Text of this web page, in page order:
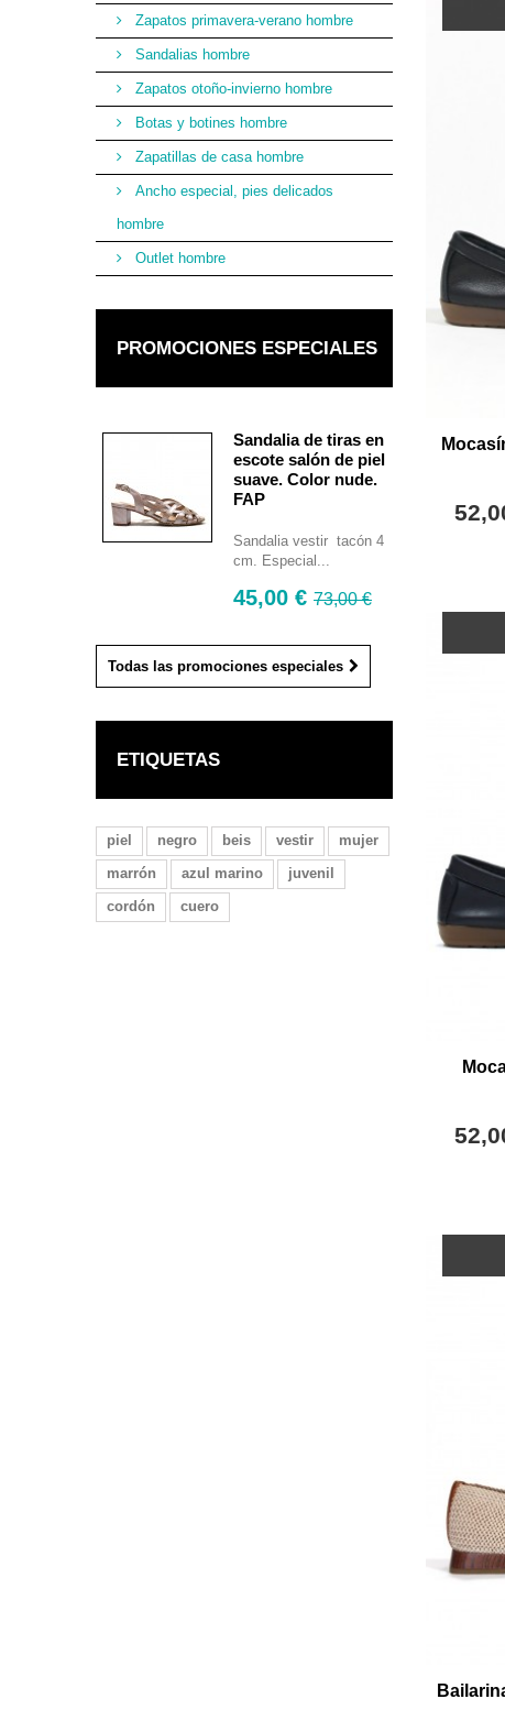
Zapatos primavera-verano hombre
Sandalias hombre
Zapatos otoño-invierno hombre
Botas y botines hombre
Zapatillas de casa hombre
Ancho especial, pies delicados
hombre
Outlet hombre
PROMOCIONES ESPECIALES
Sandalia de tiras en
escote salón de piel
suave. Color nude.
FAP
Sandalia vestir tacón 4
cm. Especial...
45,00 € 73,00 €
Todas las promociones especiales
ETIQUETAS
piel negro beis vestir
mujer
marrón
azul marino
juvenil
cordón
cuero